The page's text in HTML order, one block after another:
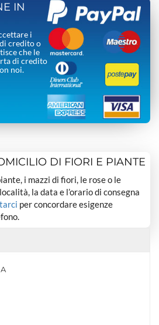
IN
i
credito o
che le
di credito
noi.
DI FIORI E PIANTE
i mazzi di fiori, le rose o le
la data e l’orario di consegna
per concordare esigenze